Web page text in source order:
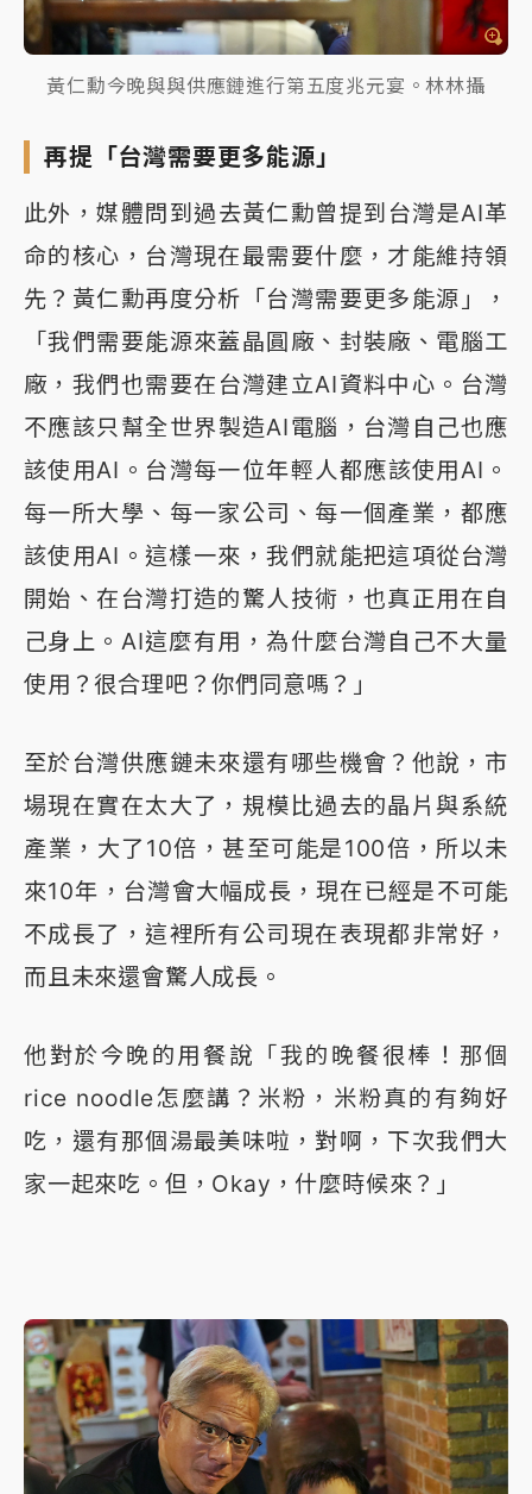
黃仁勳今晚與與供應鏈進行第五度兆元宴。林林攝
再提「台灣需要更多能源」
此外，媒體問到過去黃仁勳曾提到台灣是AI革
命的核心，台灣現在最需要什麼，才能維持領
先？黃仁勳再度分析「台灣需要更多能源」，
「我們需要能源來蓋晶圓廠、封裝廠、電腦工
廠，我們也需要在台灣建立AI資料中心。台灣
不應該只幫全世界製造AI電腦，台灣自己也應
該使用AI。台灣每一位年輕人都應該使用AI。
每一所大學、每一家公司、每一個產業，都應
該使用AI。這樣一來，我們就能把這項從台灣
開始、在台灣打造的驚人技術，也真正用在自
己身上。AI這麼有用，為什麼台灣自己不大量
使用？很合理吧？你們同意嗎？」
至於台灣供應鏈未來還有哪些機會？他說，市
場現在實在太大了，規模比過去的晶片與系統
產業，大了10倍，甚至可能是100倍，所以未
來10年，台灣會大幅成長，現在已經是不可能
不成長了，這裡所有公司現在表現都非常好，
而且未來還會驚人成長。
他對於今晚的用餐說「我的晚餐很棒！那個
rice noodle怎麼講？米粉，米粉真的有夠好
吃，還有那個湯最美味啦，對啊，下次我們大
家一起來吃。但，Okay，什麼時候來？」